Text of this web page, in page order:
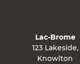
Lac-Brome
123 Lakeside,
Knowlton